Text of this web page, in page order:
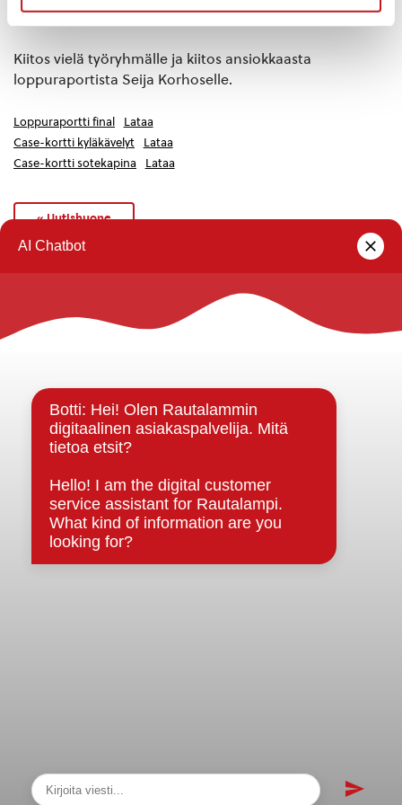
casekortit
Kiitos vielä työryhmälle ja kiitos ansiokkaasta
loppuraportista Seija Korhoselle.
Loppuraportti final
Lataa
Case-kortti kyläkävelyt
Lataa
Case-kortti sotekapina
Lataa
« Uutishuone
Rautalammin kunta
Strategiat, ohjelmat, ohjeet, suunnitelmat, säännöt ja
sopimukset
Asiakirjajulkisuuskuvaus
Evästeet
Saavutettavuusseloste
Tietosuoja
Tietosuojaselosteet